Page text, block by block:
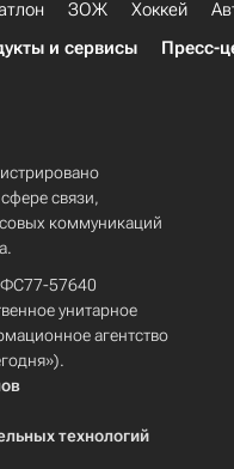
ЗОЖ Хоккей
и сервисы Пресс-
связи,
коммуникаций
ФС77-57640
унитарное
агентство
технологий